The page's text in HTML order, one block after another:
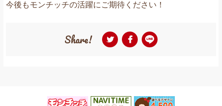
今後もモンチッチの活躍にご期待ください！
Share!